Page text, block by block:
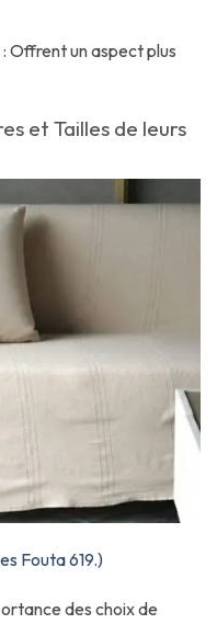
Offrent un aspect plus
et Tailles de leurs
Fouta 619.)
des choix de